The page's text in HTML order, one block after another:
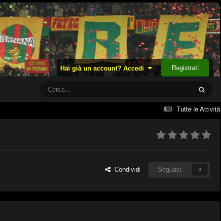
Hai già un account? Accedi Registrati
Tutte le Attività
Condividi Seguaci 0